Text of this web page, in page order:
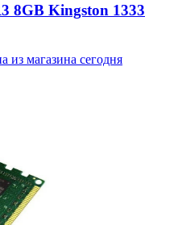
8GB Kingston 1333
из магазина сегодня